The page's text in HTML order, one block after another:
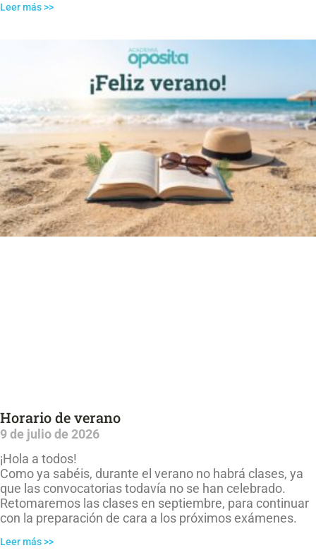
Leer más >>
Horario de verano
9 de julio de 2026
¡Hola a todos!
Como ya sabéis, durante el verano no habrá clases, ya
que las convocatorias todavía no se han celebrado.
Retomaremos las clases en septiembre, para continuar
con la preparación de cara a los próximos exámenes.
Leer más >>